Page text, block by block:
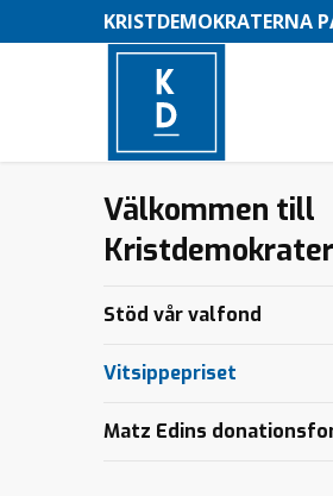
KRISTDEMOKRATERNA
Välkommen till
Stöd vår valfond
Vitsippepriset
Matz Edins